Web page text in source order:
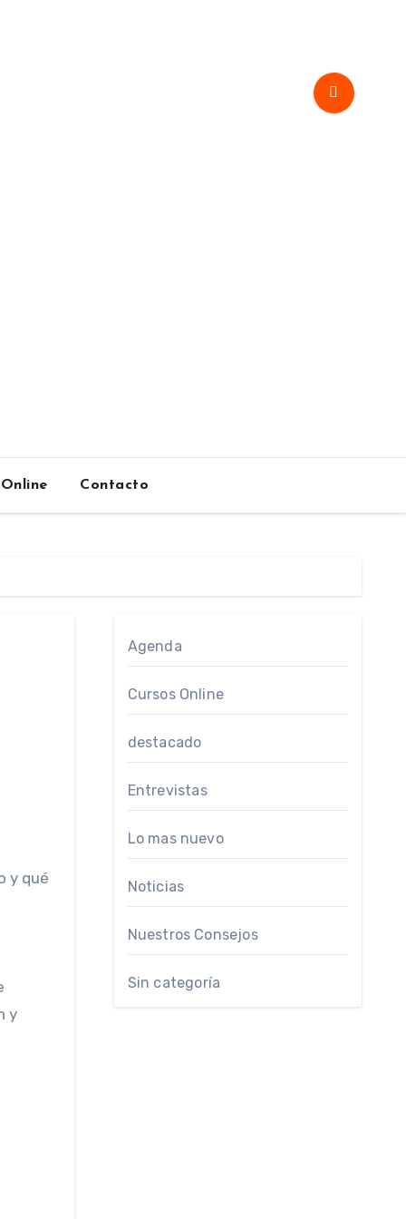
Contacto
y qué
y
Agenda
Cursos Online
destacado
Entrevistas
Lo mas nuevo
Noticias
Nuestros Consejos
Sin categoría